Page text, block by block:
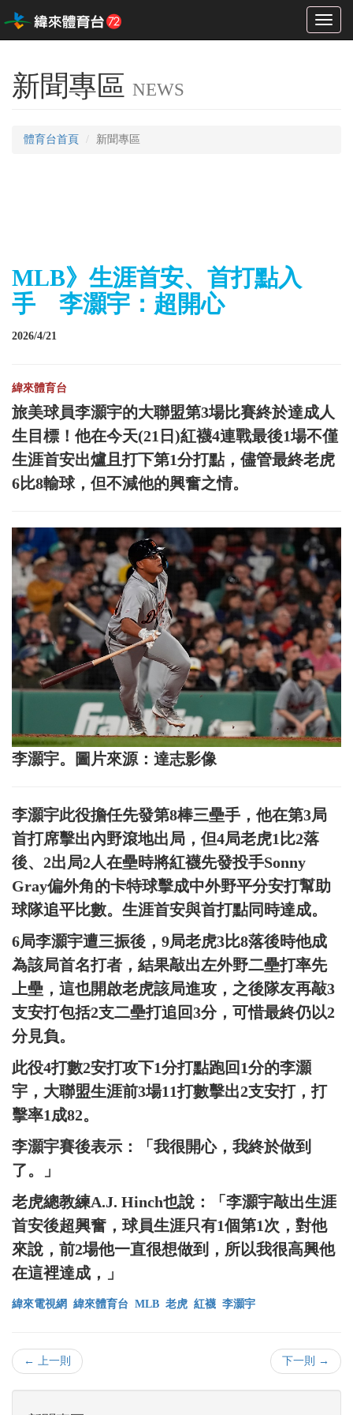
Toggle
新聞專區 NEWS
體育台首頁 新聞專區
MLB》生涯首安、首打點入
手 李灝宇：超開心
2026/4/21
緯來體育台
旅美球員李灝宇的大聯盟第3場比賽終於達成人
生目標！他在今天(21日)紅襪4連戰最後1場不僅
生涯首安出爐且打下第1分打點，儘管最終老虎
6比8輸球，但不減他的興奮之情。
李灝宇。圖片來源：達志影像
李灝宇此役擔任先發第8棒三壘手，他在第3局
首打席擊出內野滾地出局，但4局老虎1比2落
後、2出局2人在壘時將紅襪先發投手Sonny
Gray偏外角的卡特球擊成中外野平分安打幫助
球隊追平比數。生涯首安與首打點同時達成。
6局李灝宇遭三振後，9局老虎3比8落後時他成
為該局首名打者，結果敲出左外野二壘打率先
上壘，這也開啟老虎該局進攻，之後隊友再敲3
支安打包括2支二壘打追回3分，可惜最終仍以2
分見負。
此役4打數2安打攻下1分打點跑回1分的李灝
宇，大聯盟生涯前3場11打數擊出2支安打，打
擊率1成82。
李灝宇賽後表示：「我很開心，我終於做到
了。」
老虎總教練A.J. Hinch也說：「李灝宇敲出生涯
首安後超興奮，球員生涯只有1個第1次，對他
來說，前2場他一直很想做到，所以我很高興他
在這裡達成，」
緯來電視網 緯來體育台 MLB 老虎 紅襪 李灝宇
← 上一則 下一則 →